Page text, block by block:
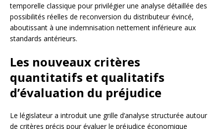
temporelle classique pour privilégier une analyse détaillée des
possibilités réelles de reconversion du distributeur évincé,
aboutissant à une indemnisation nettement inférieure aux
standards antérieurs.
Les nouveaux critères
quantitatifs et qualitatifs
d’évaluation du préjudice
Le législateur a introduit une grille d’analyse structurée autour
de critères précis pour évaluer le préjudice économique